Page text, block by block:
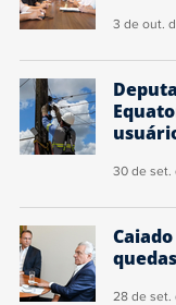
3 de out.
30 de set.
28 de set.